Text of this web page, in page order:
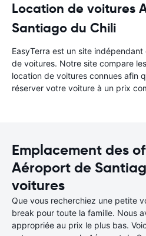
Location de voitures
Santiago du Chili
EasyTerra est un site
de voitures. Notre site compare
location de voitures connues afin
réserver votre voiture à un prix
Emplacement des
Aéroport de
voitures
Que vous recherchiez une petite
break pour toute la famille. Nous
appropriée au prix le plus bas.